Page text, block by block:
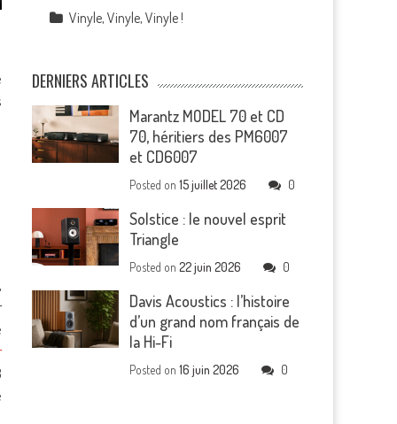
Vinyle, Vinyle, Vinyle !
DERNIERS ARTICLES
Marantz MODEL 70 et CD
70, héritiers des PM6007
et CD6007
Posted on15 juillet 2026 0
Solstice : le nouvel esprit
Triangle
Posted on22 juin 2026 0
Davis Acoustics : l’histoire
d’un grand nom français de
la Hi-Fi
Posted on16 juin 2026 0